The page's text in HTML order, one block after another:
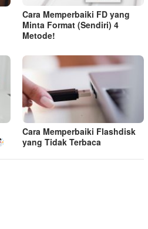
Cara Memperbaiki FD yang
Minta Format (Sendiri) 4
Metode!
Cara Memperbaiki Flashdisk
yang Tidak Terbaca